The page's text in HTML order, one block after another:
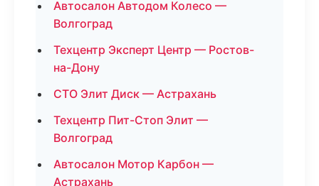
Автосалон Автодом Колесо —
Волгоград
Техцентр Эксперт Центр — Ростов-
на-Дону
СТО Элит Диск — Астрахань
Техцентр Пит-Стоп Элит —
Волгоград
Автосалон Мотор Карбон —
Астрахань